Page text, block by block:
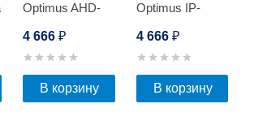
Optimus AHD-
4 666₽
В корзину
Optimus IP-
4 666 ₽
В корзину